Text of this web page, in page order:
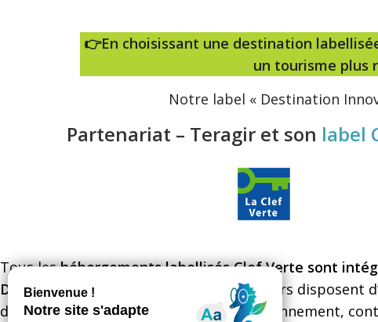
👉En choisissant une destination
un tourisme plus
Notre label « Destination
Partenariat – Teragir et son label
Tous leshébergements labellisés Clef Verte sont
DID. Ce partenariat assure que les visiteurs disposent
d’hébergement respectueuses de l’environnement,